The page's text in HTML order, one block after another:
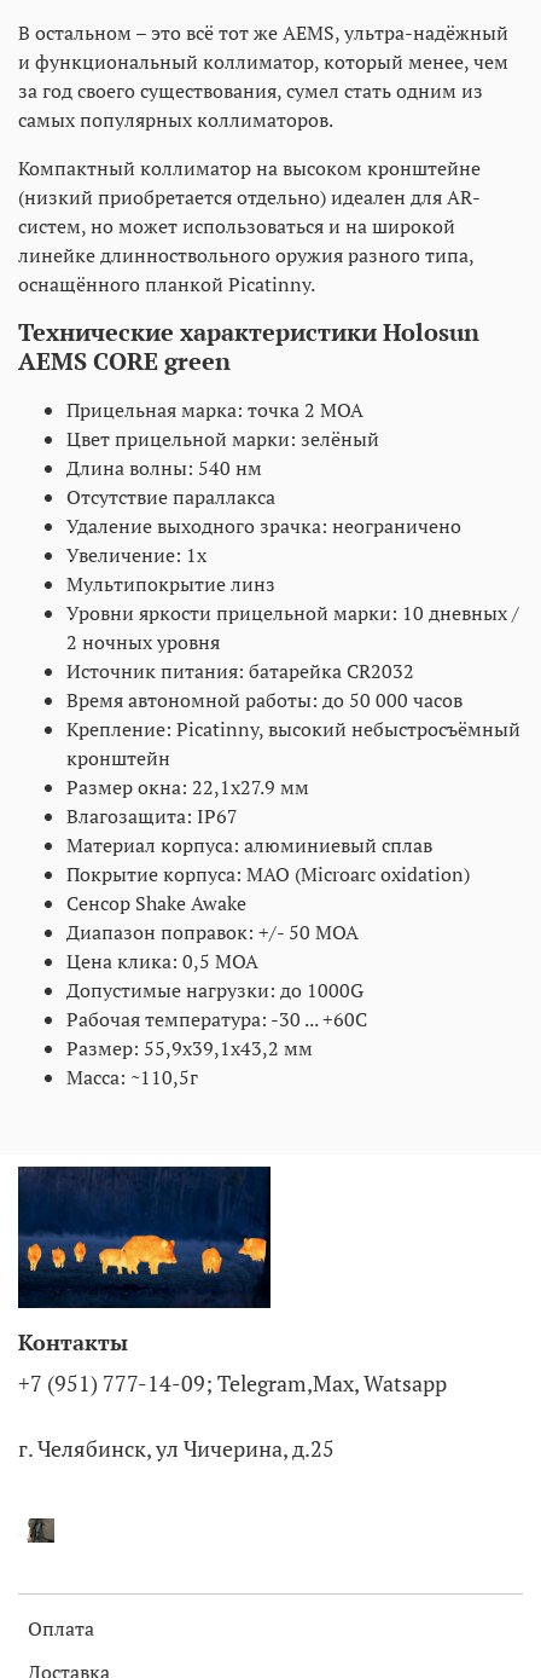
В остальном – это всё тот же AEMS, ультра-надёжный
и функциональный коллиматор, который менее, чем
за год своего существования, сумел стать одним из
самых популярных коллиматоров.
Компактный коллиматор на высоком кронштейне
(низкий приобретается отдельно) идеален для AR-
систем, но может использоваться и на широкой
линейке длинноствольного оружия разного типа,
оснащённого планкой Picatinny.
Технические характеристики Holosun
AEMS CORE green
Прицельная марка: точка 2 MOA
Цвет прицельной марки: зелёный
Длина волны: 540 нм
Отсутствие параллакса
Удаление выходного зрачка: неограничено
Увеличение: 1x
Мультипокрытие линз
Уровни яркости прицельной марки: 10 дневных /
2 ночных уровня
Источник питания: батарейка CR2032
Время автономной работы: до 50 000 часов
Крепление: Picatinny, высокий небыстросъёмный
кронштейн
Размер окна: 22,1x27.9 мм
Влагозащита: IP67
Материал корпуса: алюминиевый сплав
Покрытие корпуса: MAO (Microarc oxidation)
Сенсор Shake Awake
Диапазон поправок: +/- 50 MOA
Цена клика: 0,5 MOA
Допустимые нагрузки: до 1000G
Рабочая температура: -30 ... +60C
Размер: 55,9x39,1x43,2 мм
Масса: ~110,5г
Оплата
Доставка
Контакты
+7 (951) 777-14-09; Telegram,Max, Watsapp
г. Челябинск, ул Чичерина, д.25